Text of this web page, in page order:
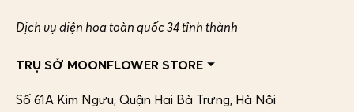
Dịch vụ điện hoa toàn quốc 34 tỉnh thành
TRỤ SỞ MOONFLOWER STORE
Số 61A Kim Ngưu, Quận Hai Bà Trưng, Hà Nội